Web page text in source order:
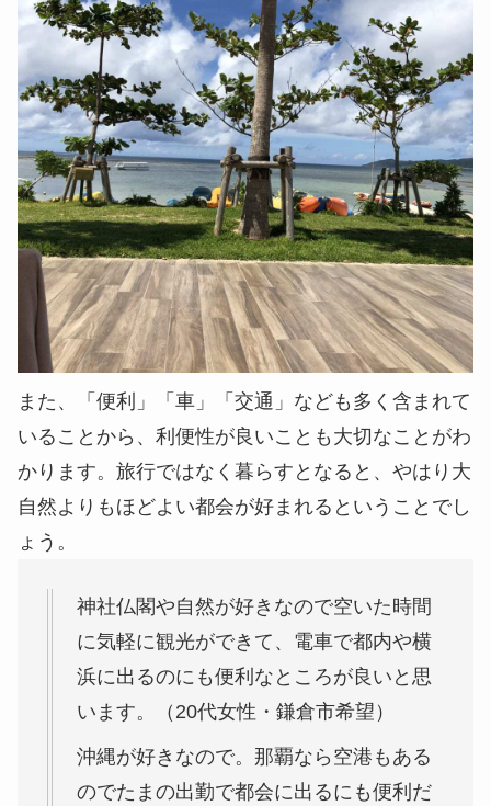
また、「便利」「車」「交通」なども多く含まれて
いることから、利便性が良いことも大切なことがわ
かります。旅行ではなく暮らすとなると、やはり大
自然よりもほどよい都会が好まれるということでし
ょう。
神社仏閣や自然が好きなので空いた時間
に気軽に観光ができて、電車で都内や横
浜に出るのにも便利なところが良いと思
います。（20代女性・鎌倉市希望）
沖縄が好きなので。那覇なら空港もある
のでたまの出勤で都会に出るにも便利だ